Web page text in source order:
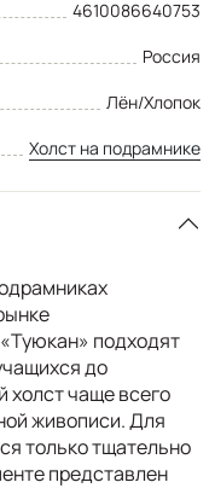
4610086640753
Россия
Лён/Хлопок
Холст на подрамнике
подходят
до
холст чаще всего
живописи. Для
только тщательно
представлен